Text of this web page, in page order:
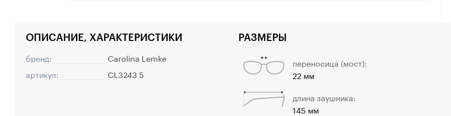
ОПИСАНИЕ, ХАРАКТЕРИСТИКИ
бренд:
Carolina Lemke
артикул:
CL3243 5
РАЗМЕРЫ
переносица (мост):
22 мм
длина заушника:
145 мм